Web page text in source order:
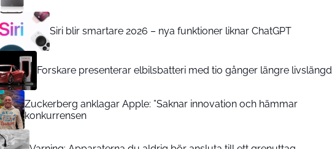
Siri blir smartare 2026 – nya funktioner liknar ChatGPT
Forskare presenterar elbilsbatteri med tio gånger längre livslängd
Zuckerberg anklagar Apple: ”Saknar innovation och hämmar
konkurrensen